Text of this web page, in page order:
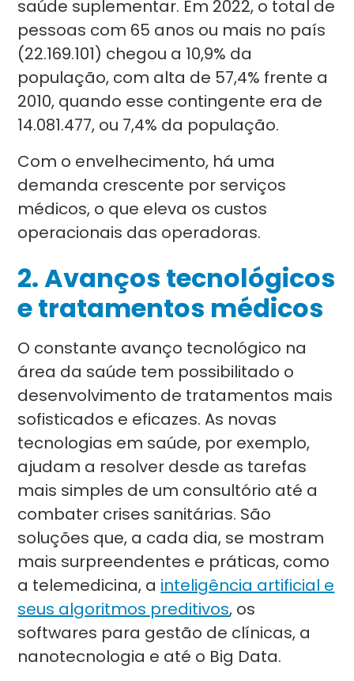
saúde suplementar. Em 2022, o total de
pessoas com 65 anos ou mais no país
(22.169.101) chegou a 10,9% da
população, com alta de 57,4% frente a
2010, quando esse contingente era de
14.081.477, ou 7,4% da população.
Com o envelhecimento, há uma
demanda crescente por serviços
médicos, o que eleva os custos
operacionais das operadoras.
2.Avanços tecnológicos
e tratamentos médicos
O constante avanço tecnológico na
área da saúde tem possibilitado o
desenvolvimento de tratamentos mais
sofisticados e eficazes. As novas
tecnologias em saúde, por exemplo,
ajudam a resolver desde as tarefas
mais simples de um consultório até a
combater crises sanitárias. São
soluções que, a cada dia, se mostram
mais surpreendentes e práticas, como
a telemedicina, a inteligência artificial e
seus algoritmos preditivos, os
softwares para gestão de clínicas, a
nanotecnologia e até o Big Data.